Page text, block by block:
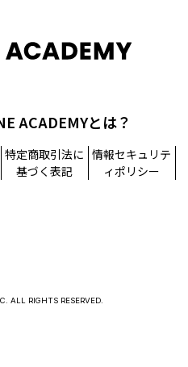
ACADEMYとは？
特定商取引法に
基づく表記
情報セキュリテ
ィポリシー
ALL RIGHTS RESERVED.